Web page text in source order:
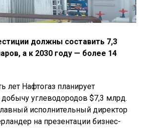
должны составить 7,3
а к 2030 году — более 14
лет Нафтогаз планирует
добычу углеводородов $7,3 млрд.
исполнительный директор
на презентации бизнес-